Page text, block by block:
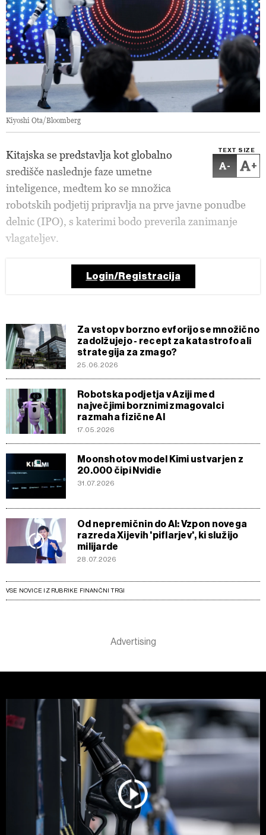
Kiyoshi Ota/Bloomberg
TEXT SIZE
- +
Kitajska se predstavlja kot globalno
središče naslednje faze umetne
inteligence, medtem ko se množica
robotskih podjetij pripravlja na prve javne ponudbe
delnic (IPO), s katerimi bodo preverila zanimanje
vlagateljev.
Login/Registracija
Za vstop v borzno evforijo se množično
zadolžujejo - recept za katastrofo ali
strategija za zmago?
25.06.2026
Robotska podjetja v Aziji med
največjimi borznimi zmagovalci
razmaha fizične AI
17.05.2026
Moonshotov model Kimi ustvarjen z
20.000 čipi Nvidie
31.07.2026
Od nepremičnin do AI: Vzpon novega
razreda Xijevih 'piflarjev', ki služijo
milijarde
28.07.2026
VSE NOVICE IZ RUBRIKE FINANČNI TRGI